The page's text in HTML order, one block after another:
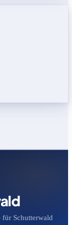
für Schutterwald